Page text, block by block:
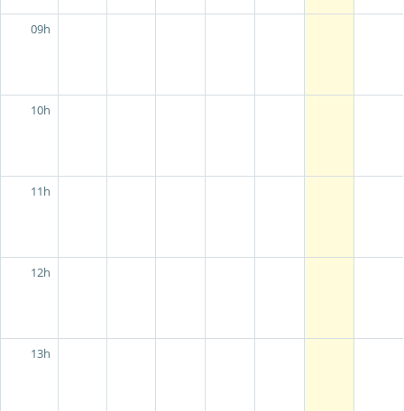
09h
10h
11h
12h
13h